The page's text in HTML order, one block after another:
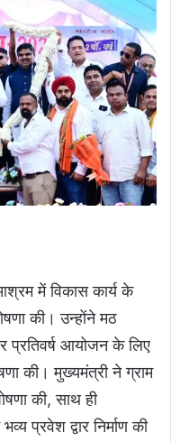
में विकास कार्य के
की। उन्होंने मठ
प्रतिवर्ष आयोजन के लिए
की। मुख्यमंत्री ने ग्राम
की, साथ ही
प्रवेश द्वार निर्माण की